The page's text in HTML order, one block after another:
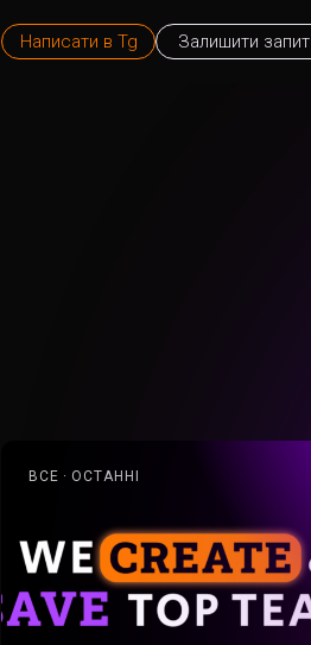
Написати в Tg Залишити запит
ВСЕ ОСТАННІ